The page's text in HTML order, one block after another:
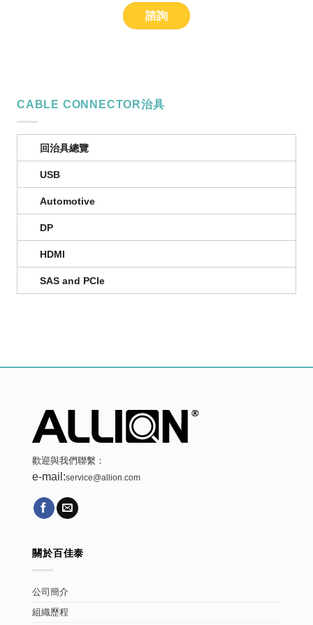
諮詢
CABLE CONNECTOR治具
回治具總覽
USB
Automotive
DP
HDMI
SAS and PCIe
歡迎與我們聯繫：
e-mail:service@allion.com
關於百佳泰
公司簡介
組織歷程